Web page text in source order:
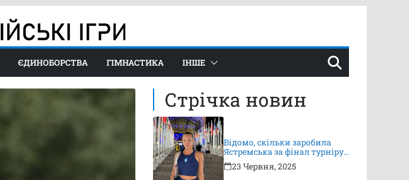
ЄДИНОБОРСТВА ГІМНАСТИКА ІНШЕ
Стрічка новин
Відомо, скільки заробила
Ястремська за фінал турніру
в Ноттінгемі
23 Червня, 2025